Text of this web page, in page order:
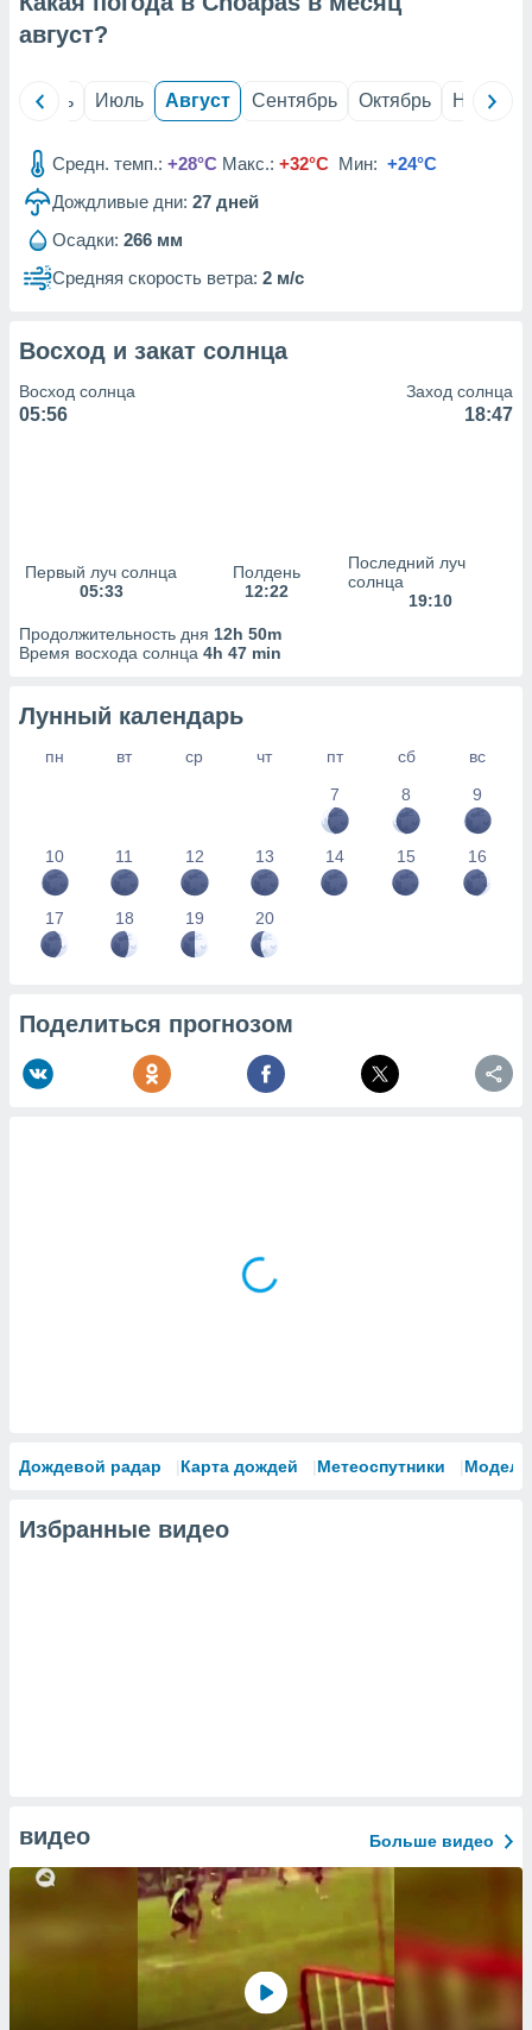
из
данных
наших 1199
август?
Июнь Июль Август Сентябрь Октябрь Ноябрь
Средн. темп.: +28°C Макс.: +32°C Мин: +24°C
Дождливые дни: 27 дней
Осадки: 266 мм
Средняя скорость ветра: 2 м/с
Восход и закат солнца
Восход солнца
05:56
Заход солнца
18:47
Первый луч солнца
05:33
Полдень
12:22
Последний луч
солнца
19:10
Продолжительность дня 12h 50m
Время восхода солнца 4h 47 min
Лунный календарь
пн вт ср чт пт сб
вс
7
8 9
10 11 12 13 14 15 16
17 18 19 20
Поделиться прогнозом
Дождевой радар Карта дождей Метеоспутники Модели
Избранные видео
видео Больше видео